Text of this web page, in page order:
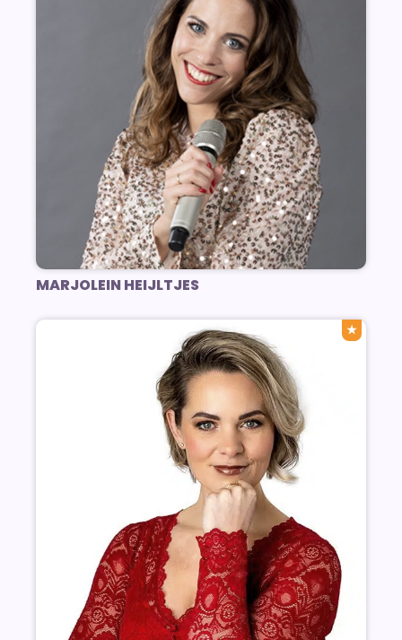
MARJOLEIN HEIJLTJES
★